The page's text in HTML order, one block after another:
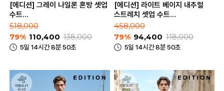
[에디션] 그레이 나일론 혼방 셋업
수트
(NEE2KG1651_NEE2PP1651_GR)
518,000
79% 110,400 138,000
5일 14시간 8분 50초
[에디션] 라이트 베이지 내추럴
스트레치 셋업 수트
458,000
79% 94,400 118,000
5일 14시간 8분 50초